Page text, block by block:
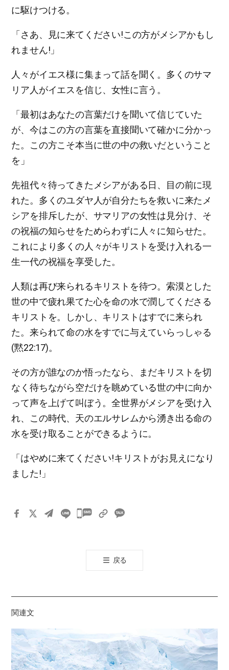
に駆けつける。
「さあ、見に来てください!この方がメシアかもし
れません!」
人々がイエス様に集まって話を聞く。多くのサマ
リア人がイエスを信じ、女性に言う。
「最初はあなたの言葉だけを聞いて信じていた
が、今はこの方の言葉を直接聞いて確かに分かっ
た。この方こそ本当に世の中の救いだということ
を」
先祖代々待ってきたメシアがある日、目の前に現
れた。多くのユダヤ人が自分たちを救いに来たメ
シアを排斥したが、サマリアの女性は見分け、そ
の祝福の知らせをためらわずに人々に知らせた。
これにより多くの人々がキリストを受け入れる一
生一代の祝福を享受した。
人類は再び来られるキリストを待つ。索漠とした
世の中で疲れ果てた心を命の水で潤してくださる
キリストを。しかし、キリストはすでに来られ
た。来られて命の水をすでに与えていらっしゃる
(黙22:17)。
その方が誰なのか悟ったなら、まだキリストを切
なく待ちながら空だけを眺めている世の中に向か
って声を上げて叫ぼう。全世界がメシアを受け入
れ、この時代、天のエルサレムから湧き出る命の
水を受け取ることができるように。
「はやめに来てください!キリストがお見えになり
ました!」
카
톡
공
기
戻る
関連文